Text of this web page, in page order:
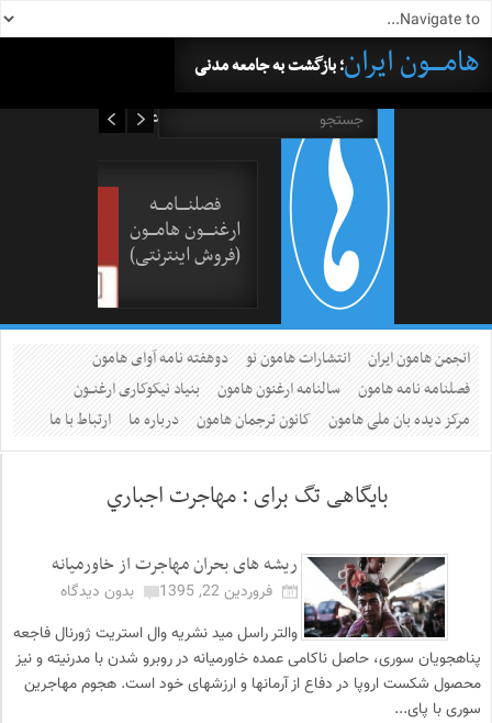
هامــــون ایران؛ بازگشت به جامعه مدنی
فصلنــــامـــه
ارغنــــون هامـــون
(فروش اینترنتی)
انجمن هامون ایران انتشارات هامون نو
دوهفته نامه آوای هامون
فصلنامه نامه هامون
سالنامه ارغنون هامون
بنیاد نیکوکاری ارغنــون
مرکز دیده بان ملی هامون
کانون ترجمان هامون درباره ما ارتباط با ما
بایگاهی تگ برای :مهاجرت اجباري
ریشه های بحران مهاجرت از خاورمیانه
فروردین 22, 1395
بدون دیدگاه
والتر راسل مید نشریه وال استریت ژورنال فاجعه
پناهجویان سوری، حاصل ناکامی عمده خاورمیانه در روبرو شدن با مدرنیته و نیز
محصول شکست اروپا در دفاع از آرمان­ها و ارزش­های خود است. هجوم مهاجرین
سوری با پای...